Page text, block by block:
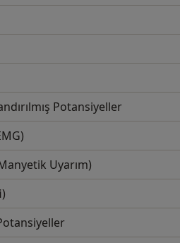
Potansiyeller
Uyarım)